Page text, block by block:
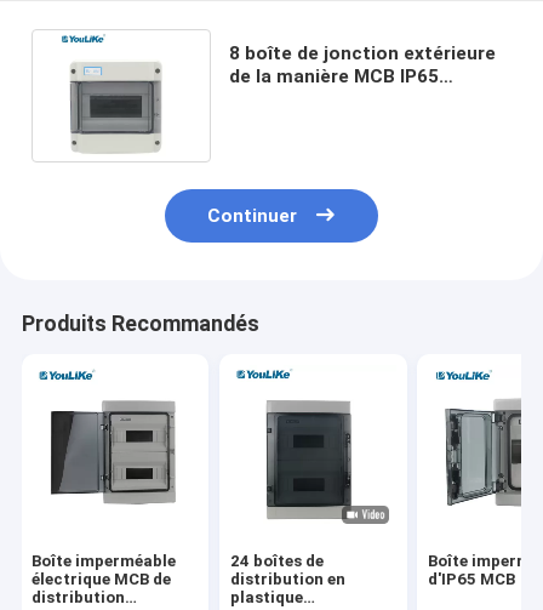
8 boîte de jonction extérieure
de la manière MCB IP65
Continuer
Produits Recommandés
Boîte imperméable
électrique MCB de
distribution
24 boîtes de
distribution en
plastique
Boîte
d'IP65 MCB